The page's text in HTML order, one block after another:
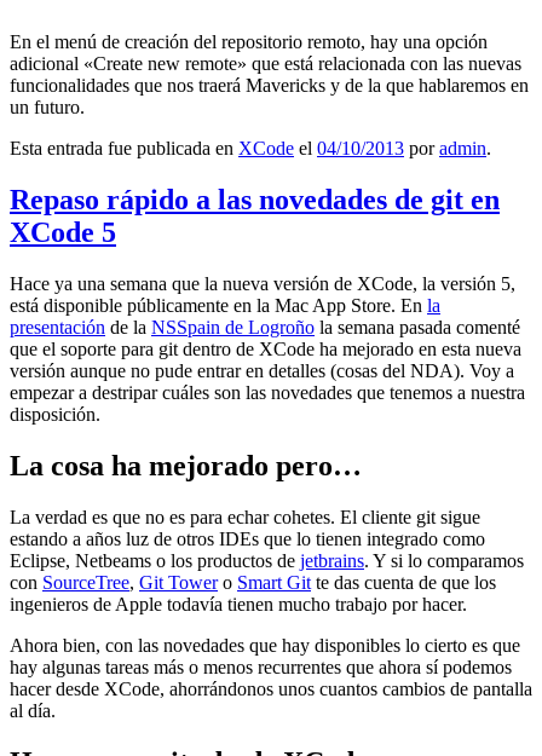
En el menú de creación del repositorio remoto, hay una opción
adicional «Create new remote» que está relacionada con las nuevas
funcionalidades que nos traerá Mavericks y de la que hablaremos en
un futuro.
Esta entrada fue publicada en XCode el 04/10/2013 poradmin.
Repaso rápido a las novedades de git en
XCode 5
Hace ya una semana que la nueva versión de XCode, la versión 5,
está disponible públicamente en la Mac App Store. En la
presentación de la NSSpain de Logroño la semana pasada comenté
que el soporte para git dentro de XCode ha mejorado en esta nueva
versión aunque no pude entrar en detalles (cosas del NDA). Voy a
empezar a destripar cuáles son las novedades que tenemos a nuestra
disposición.
La cosa ha mejorado pero…
La verdad es que no es para echar cohetes. El cliente git sigue
estando a años luz de otros IDEs que lo tienen integrado como
Eclipse, Netbeams o los productos de jetbrains. Y si lo comparamos
con SourceTree, Git Towero Smart Git te das cuenta de que los
ingenieros de Apple todavía tienen mucho trabajo por hacer.
Ahora bien, con las novedades que hay disponibles lo cierto es que
hay algunas tareas más o menos recurrentes que ahora sí podemos
hacer desde XCode, ahorrándonos unos cuantos cambios de pantalla
al día.